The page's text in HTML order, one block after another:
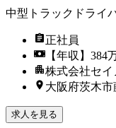
中型トラックドライ
正社員
【年収】384
株式会社セ
大阪府茨木市
求人を見る